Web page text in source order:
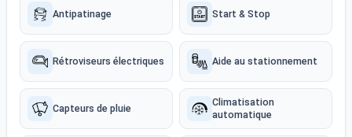
Antipatinage Start & Stop
Rétroviseurs électriques Aide au stationnement
Capteurs de pluie
Climatisation
automatique